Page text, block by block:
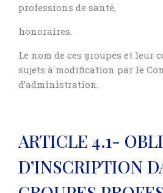
professions de santé,
honoraires.
Le nom de ces groupes et leur
sujets à modification par le
d’administration.
ARTICLE 4.1-
D’INSCRIPTION